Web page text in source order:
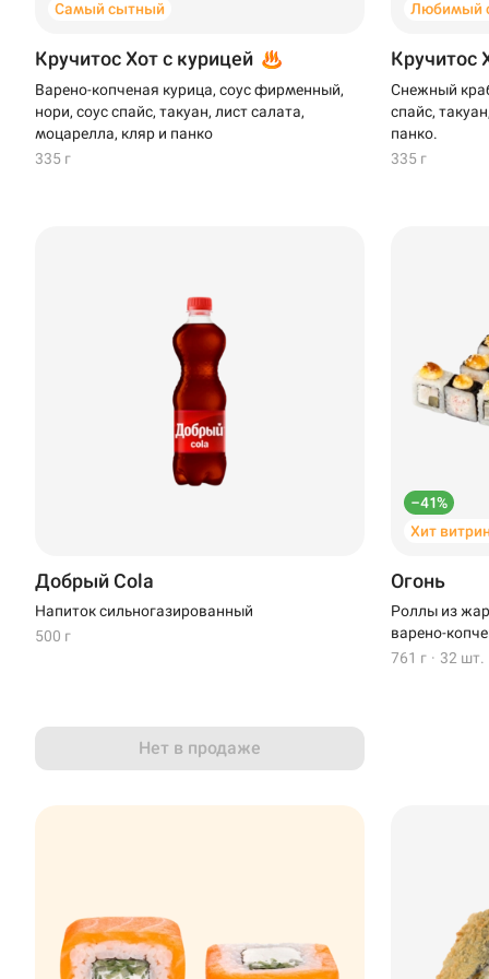
Самый сытный
Кручитос Хот с курицей
Варено-копченая курица, соус фирменный,
нори, соус спайс, такуан, лист салата,
моцарелла, кляр и панко
335 г
Любимый
Кручитос
Снежный
спайс,
панко.
335 г
Добрый Cola
Напиток сильногазированный
500 г
Нет в продаже
–41%
Хит
Огонь
Роллы из
варено-
761 г · 32 шт.